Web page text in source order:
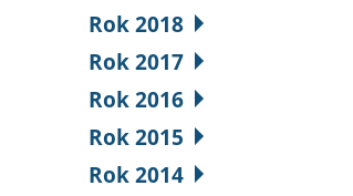
Rok 2018
Rok 2017
Rok 2016
Rok 2015
Rok 2014